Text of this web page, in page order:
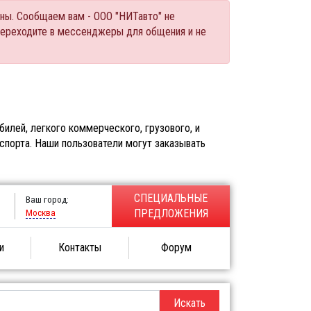
Сообщаем вам - ООО "НИТавто" не
в мессенджеры для общения и не
легкого коммерческого, грузового, и
Наши пользователи могут заказывать
Ваш город:
Москва
СПЕЦИАЛЬНЫЕ
ПРЕДЛОЖЕНИЯ
Контакты Форум
Искать